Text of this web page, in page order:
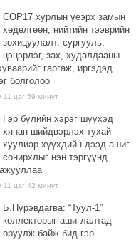
COP17 хурлын үеэрх замын
хөдөлгөөн, нийтийн тээврийн
зохицуулалт, сургууль,
цэцэрлэг, зах, худалдааны
гаргаж, иргэдэд
болголоо
цаг 59 минут
Гэр бүлийн хэрэг шүүхэд
хянан шийдвэрлэх тухай
хуулиар хүүхдийн дээд ашиг
сонирхлыг нэн тэргүүнд
цаг 42 минут
Б.Пүрэвдагва: “Туул-1”
коллекторыг ашиглалтад
оруулж байж бид гэр